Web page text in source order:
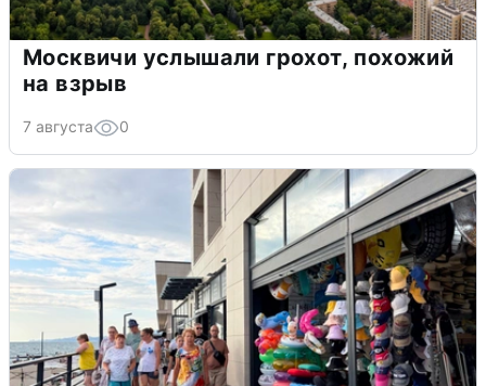
Москвичи услышали грохот, похожий
на взрыв
7 августа 0